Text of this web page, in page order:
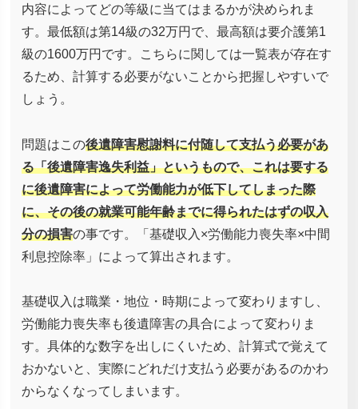
内容によってどの等級に当てはまるかが決められま
す。最低額は第14級の32万円で、最高額は要介護第1
級の1600万円です。こちらに関しては一覧表が存在す
るため、計算する必要がないことから把握しやすいで
しょう。
問題はこの後遺障害慰謝料に付随して支払う必要があ
る「後遺障害逸失利益」というもので、これは要する
に後遺障害によって労働能力が低下してしまった際
に、その後の就業可能年齢までに得られたはずの収入
分の損害の事です。「基礎収入×労働能力喪失率×中間
利息控除率」によって算出されます。
基礎収入は職業・地位・時期によって変わりますし、
労働能力喪失率も後遺障害の具合によって変わりま
す。具体的な数字を出しにくいため、計算式で覚えて
おかないと、実際にどれだけ支払う必要があるのかわ
からなくなってしまいます。